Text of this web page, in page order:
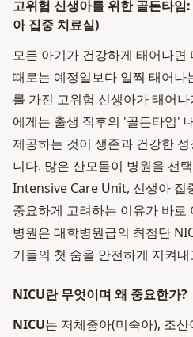
고위험 신생아를 위한 골든타
아 집중 치료실)
모든 아기가 건강하게 태어나면
때로는 예정일보다 일찍 태어나
를 가진 고위험 신생아가 태어
에게는 출생 직후의 '골든타임'
제공하는 것이 생존과 건강한
니다. 많은 산모들이 병원을 선
Intensive Care Unit, 신생아 집
중요하게 고려하는 이유가 바로
병원은 대학병원급의 최첨단
기들의 첫 숨을 안전하게 지켜
NICU란 무엇이며 왜 중요한가?
NICU는 저체중아(미숙아), 조